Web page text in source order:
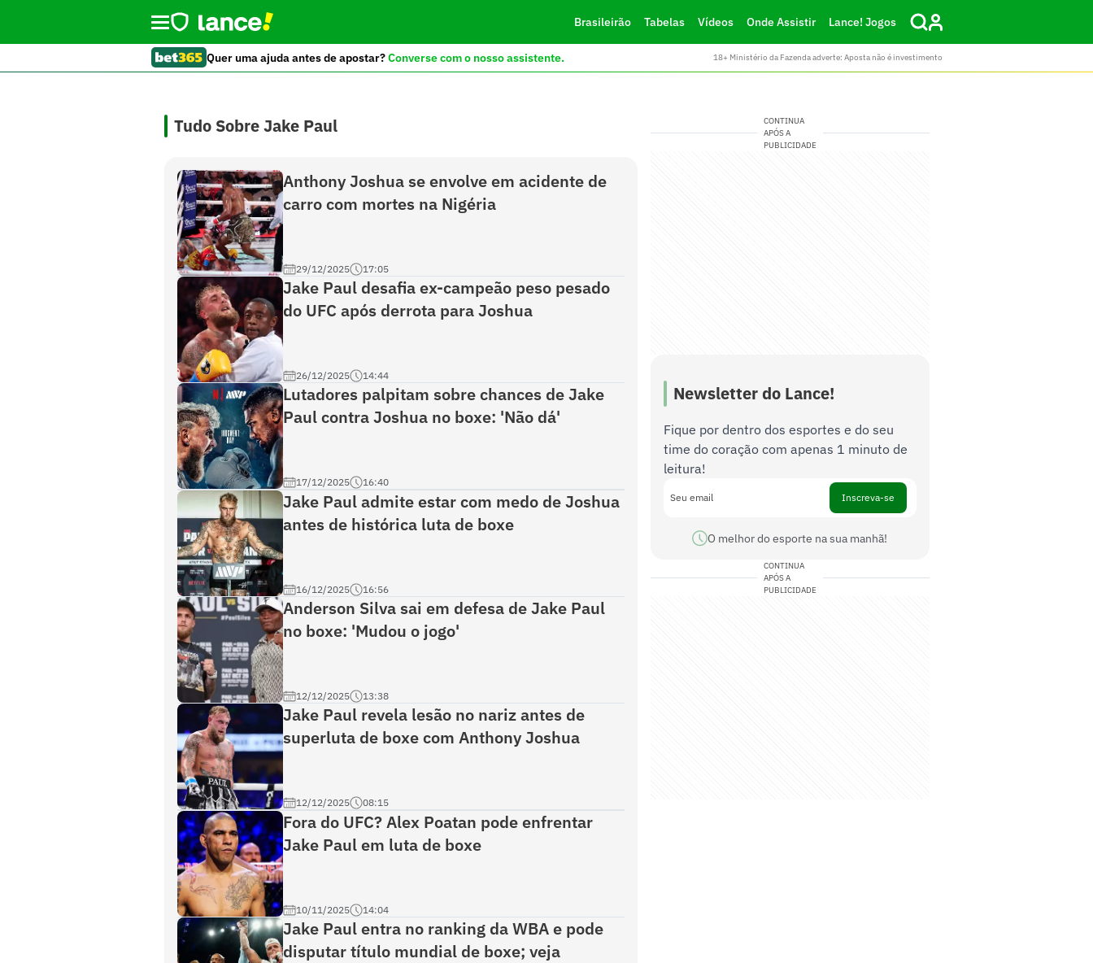
Brasileirão Tabelas Vídeos Onde Assistir Lance! Jogos
Quer uma ajuda antes de apostar?Converse com o nosso assistente. 18+ Ministério da Fazenda adverte: Aposta não é investimento
Tudo Sobre Jake Paul
Anthony Joshua se envolve em acidente de
carro com mortes na Nigéria
29/12/2025 17:05
Jake Paul desafia ex-campeão peso pesado
do UFC após derrota para Joshua
26/12/2025 14:44
Lutadores palpitam sobre chances de Jake
Paul contra Joshua no boxe: 'Não dá'
17/12/2025 16:40
Jake Paul admite estar com medo de Joshua
antes de histórica luta de boxe
16/12/2025 16:56
Anderson Silva sai em defesa de Jake Paul
no boxe: 'Mudou o jogo'
12/12/2025 13:38
Jake Paul revela lesão no nariz antes de
superluta de boxe com Anthony Joshua
12/12/2025 08:15
Fora do UFC? Alex Poatan pode enfrentar
Jake Paul em luta de boxe
10/11/2025 14:04
Jake Paul entra no ranking da WBA e pode
disputar título mundial de boxe; veja
CONTINUA
APÓS A
PUBLICIDADE
Newsletter do Lance!
Fique por dentro dos esportes e do seu
time do coração com apenas 1 minuto de
leitura!
Inscreva-se
O melhor do esporte na sua manhã!
CONTINUA
APÓS A
PUBLICIDADE